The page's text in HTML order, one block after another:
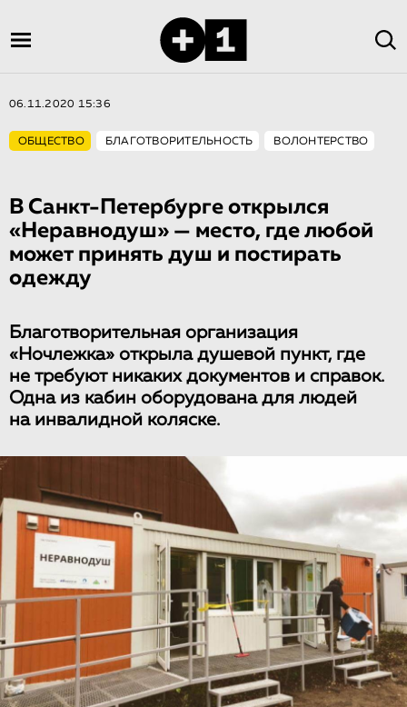
06.11.2020 15:36
ОБЩЕСТВО БЛАГОТВОРИТЕЛЬНОСТЬ ВОЛОНТЕРСТВО
В Санкт-Петербурге открылся
«Неравнодуш» — место, где любой
может принять душ и постирать
одежду
Благотворительная организация
«Ночлежка» открыла душевой пункт, где
не требуют никаких документов и справок.
Одна из кабин оборудована для людей
на инвалидной коляске.